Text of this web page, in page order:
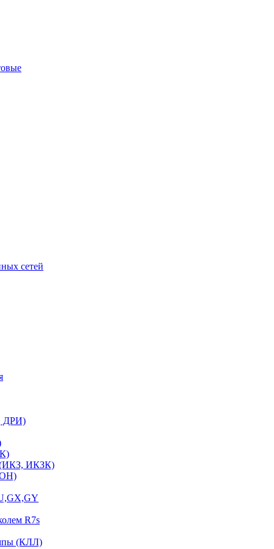
сетей
ДРИ)
(ИКЗ, ИКЗК)
R7s
(КЛЛ)